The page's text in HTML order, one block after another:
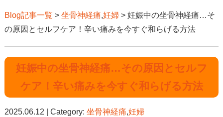
Blog記事一覧 > 坐骨神経痛,妊婦> 妊娠中の坐骨神経痛…そ
の原因とセルフケア！辛い痛みを今すぐ和らげる方法
妊娠中の坐骨神経痛…その原因とセルフ
ケア！辛い痛みを今すぐ和らげる方法
2025.06.12 | Category: 坐骨神経痛,妊婦